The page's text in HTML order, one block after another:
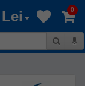
Lei 0